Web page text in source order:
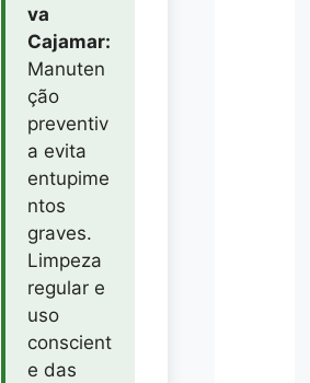
va
Cajamar:
Manuten
ção
preventiv
a evita
entupime
ntos
graves.
Limpeza
regular e
uso
conscient
e das